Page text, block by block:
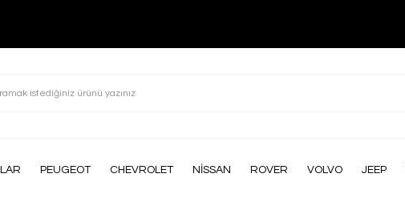
PEUGEOT CHEVROLET NİSSAN ROVER VOLVO JEEP